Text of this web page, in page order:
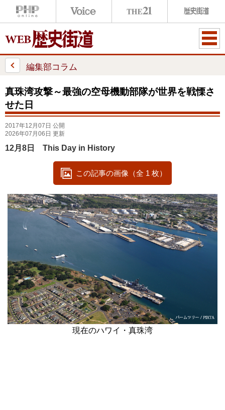
ME
編集部コラム
真珠湾攻撃～最強の空母機動部隊が世界を戦慄さ
せた日
2017年12月07日 公開
2026年07月06日 更新
12月8日 This Day in History
この記事の画像（全 1 枚）
現在のハワイ・真珠湾